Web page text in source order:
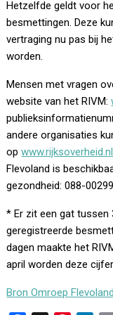
Hetzelfde geldt voor
besmettingen. Deze
vertraging nu pas bij
worden.
Mensen met vragen
website van het RIVM:
andere organisaties
op
Flevoland is
gezondheid: 088-
* Er zit een gat tussen
geregistreerde
dagen maakte het
april worden deze
Bron Omroep Flevoland